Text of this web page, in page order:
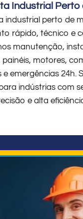
Industrial Perto
industrial perto de
rápido, técnico e
manutenção,
painéis, motores,
e emergências 24h.
indústrias com
e alta